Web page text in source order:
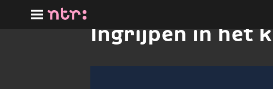
hoofdinhoud
Ingrijpen in het